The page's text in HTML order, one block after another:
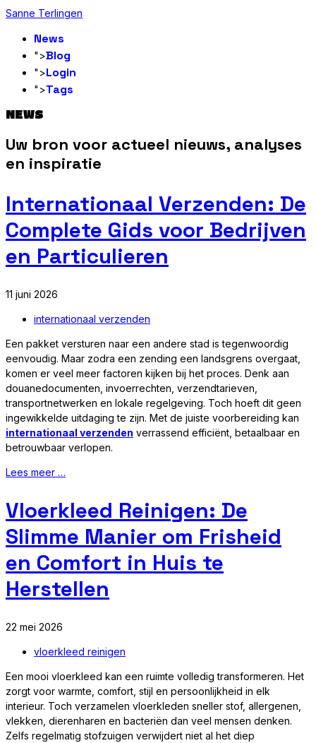
Sanne Terlingen
News
">Blog
">Login
">Tags
NEWS
Uw bron voor actueel nieuws, analyses
en inspiratie
Internationaal Verzenden: De
Complete Gids voor Bedrijven
en Particulieren
11 juni 2026
internationaal verzenden
Een pakket versturen naar een andere stad is tegenwoordig
eenvoudig. Maar zodra een zending een landsgrens overgaat,
komen er veel meer factoren kijken bij het proces. Denk aan
douanedocumenten, invoerrechten, verzendtarieven,
transportnetwerken en lokale regelgeving. Toch hoeft dit geen
ingewikkelde uitdaging te zijn. Met de juiste voorbereiding kan
internationaal verzenden verrassend efficiënt, betaalbaar en
betrouwbaar verlopen.
Lees meer …
Vloerkleed Reinigen: De
Slimme Manier om Frisheid
en Comfort in Huis te
Herstellen
22 mei 2026
vloerkleed reinigen
Een mooi vloerkleed kan een ruimte volledig transformeren. Het
zorgt voor warmte, comfort, stijl en persoonlijkheid in elk
interieur. Toch verzamelen vloerkleden sneller stof, allergenen,
vlekken, dierenharen en bacteriën dan veel mensen denken.
Zelfs regelmatig stofzuigen verwijdert niet al het diep